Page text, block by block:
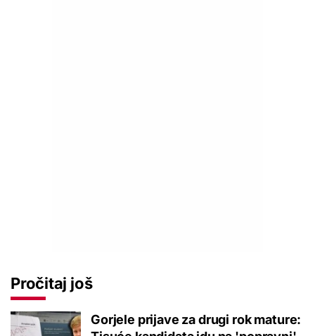
Pročitaj još
Gorjele prijave za drugi rok mature: